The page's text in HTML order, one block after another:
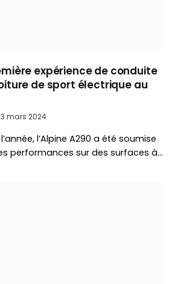
expérience de conduite
de sport électrique au
3 mars 2024
l’Alpine A290 a été soumise
performances sur des surfaces à…